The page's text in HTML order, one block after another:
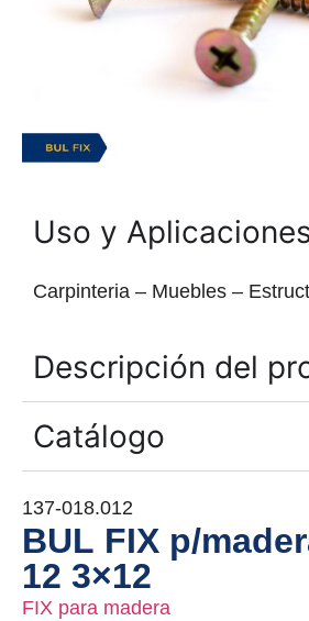
Uso y
Carpinteria – Muebles –
Descripción del
Catálogo
137-018.012
BUL FIX p/
12 3×12
FIX para madera